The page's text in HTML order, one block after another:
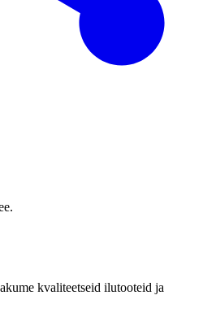
kvaliteetseid ilutooteid ja